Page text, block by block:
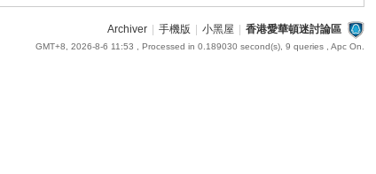
Archiver 手機版 小黑屋 香港愛華頓迷討論區
GMT+8, 2026-8-6 11:53 , Processed in 0.189030 second(s), 9 queries , Apc On.